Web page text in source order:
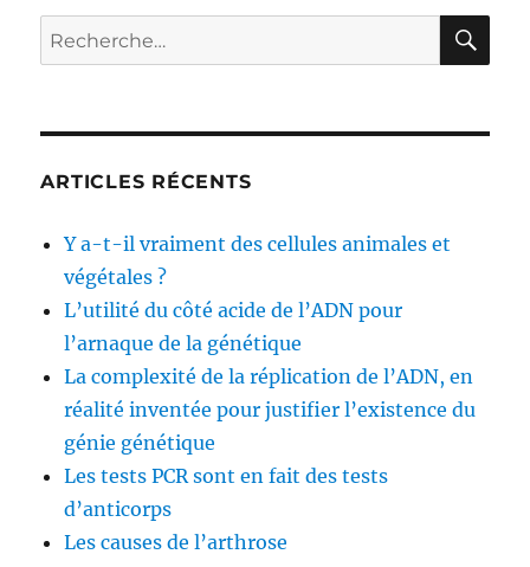
ils
Recherche
pour :
ARTICLES RÉCENTS
Y a-t-il vraiment des cellules animales et
végétales ?
L’utilité du côté acide de l’ADN pour
l’arnaque de la génétique
La complexité de la réplication de l’ADN, en
réalité inventée pour justifier l’existence du
génie génétique
Les tests PCR sont en fait des tests
d’anticorps
Les causes de l’arthrose